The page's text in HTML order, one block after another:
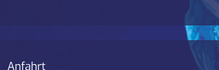
Anfahrt